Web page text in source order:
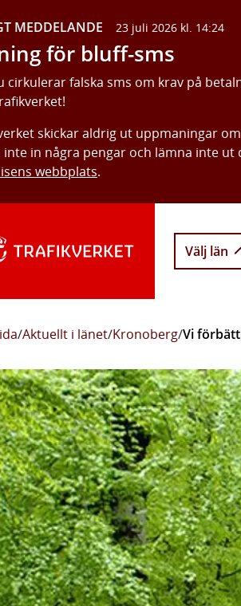
MEDDELANDE 23 juli 2026 kl. 14:24
för bluff-sms
cirkulerar falska sms om krav på
skickar aldrig ut uppmaningar
inte in några pengar och lämna inte
webbplats.
Välj län
/Aktuellt i länet/Kronoberg/Vi